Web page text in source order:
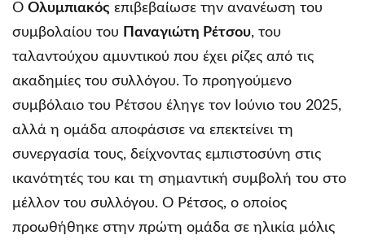
Ο Ολυμπιακός επιβεβαίωσε την ανανέωση του
συμβολαίου του
Παναγιώτη Ρέτσου, του
ταλαντούχου αμυντικού που έχει ρίζες από τις
ακαδημίες του συλλόγου. Το προηγούμενο
συμβόλαιο του Ρέτσου έληγε τον Ιούνιο του 2025,
αλλά η ομάδα αποφάσισε να επεκτείνει τη
συνεργασία τους, δείχνοντας εμπιστοσύνη στις
ικανότητές του και τη σημαντική συμβολή του στο
μέλλον του συλλόγου. Ο Ρέτσος, ο οποίος
προωθήθηκε στην πρώτη ομάδα σε ηλικία μόλις